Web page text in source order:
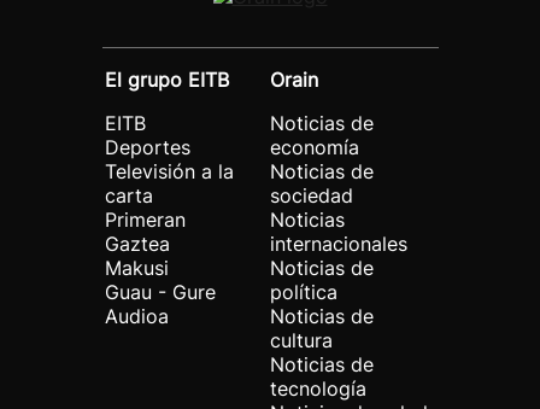
El grupo EITB
EITB
Deportes
Televisión a la
carta
Primeran
Gaztea
Makusi
Guau - Gure
Audioa
Orain
Noticias de
economía
Noticias de
sociedad
Noticias
internacionales
Noticias de
política
Noticias de
cultura
Noticias de
tecnología